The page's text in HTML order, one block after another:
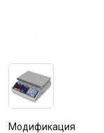
Модификация